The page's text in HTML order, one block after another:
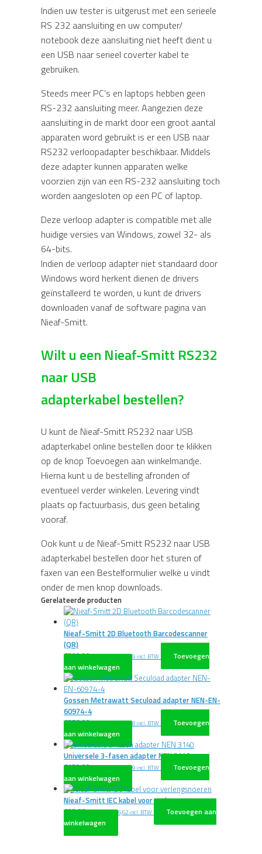
Indien uw tester is uitgerust met een serieele
RS 232 aansluiting en uw computer/
notebook deze aansluiting niet heeft dient u
een USB naar serieel coverter kabel te
gebruiken.
Steeds meer PC’s en laptops hebben geen
RS-232 aansluiting meer. Aangezien deze
aansluiting in de markt door een groot aantal
apparaten word gebruikt is er een USB naar
RS232 verloopadapter beschikbaar. Middels
deze adapter kunnen apparaten welke
voorzien zijn van een RS-232 aansluiting toch
worden aangesloten op een PC of laptop.
Deze verloop adapter is compatible met alle
huidige versies van Windows, zowel 32- als
64-bits.
Indien de verloop adapter niet standaard door
Windows word herkent dienen de drivers
geïnstalleerd te worden, u kunt de drivers
downloaden vanaf de software pagina van
Nieaf-Smitt.
Wilt u een Nieaf-Smitt RS232
naar USB
adapterkabel bestellen?
U kunt de Nieaf-Smitt RS232 naar USB
adapterkabel online bestellen door te klikken
op de knop Toevoegen aan winkelmandje.
Hierna kunt u de bestelling afronden of
eventueel verder winkelen. Levering vindt
plaats op factuurbasis, dus geen betaling
vooraf.
Ook kunt u de Nieaf-Smitt RS232 naar USB
adapterkabel bestellen door het sturen of
faxen van een Bestelformulier welke u vindt
onder de men knop downloads.
Gerelateerde producten
Nieaf-Smitt 2D Bluetooth Barcodescanner
(QR)
€599,00 excl. BTW€724,79 incl. BTW
Toevoegen
aan winkelwagen
Gossen Metrawatt Secuload adapter NEN-EN-
60974-4
€578,00 excl. BTW€699,38 incl. BTW
Toevoegen
aan winkelwagen
Universele 3-fasen adapter NEN 3140
€139,00 excl. BTW€168,19 incl. BTW
Toevoegen
aan winkelwagen
Nieaf-Smitt IEC kabel voor verlengsnoeren
€22,00 excl. BTW€26,62 incl. BTW
Toevoegen aan
winkelwagen